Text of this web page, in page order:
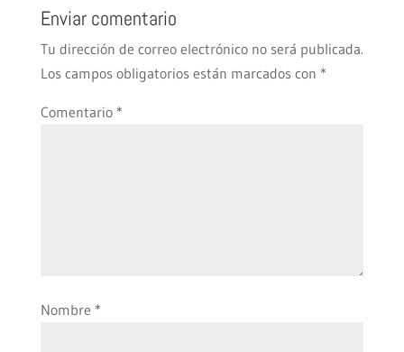
Enviar comentario
Tu dirección de correo electrónico no será publicada.
Los campos obligatorios están marcados con *
Comentario *
Nombre *